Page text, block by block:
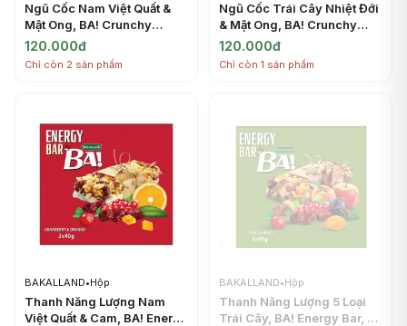
Ngũ Cốc Nam Việt Quất &
Mật Ong, BA! Crunchy
Muesli, 5 Grains, Cranberry
& Honey (300g) -
120.000đ
Chỉ còn 2 sản phẩm
Ngũ Cốc Trái Cây Nhiệt Đới
& Mật Ong, BA! Crunchy
Muesli, 5 Tropical Fruits &
Honey (300g) -
BAKALLAND
120.000đ
Chỉ còn 1 sản phẩm
BAKALLAND•Hộp
Thanh Năng Lượng Nam
Việt Quất & Cam, BA! Energy
BAKALLAND•Hộp
Thanh Năng Lượng 5 Loại
Trái Cây, BA! Energy Bar, 5